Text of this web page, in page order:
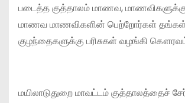
படைத்த குத்தாலம் மாணவ, மாணவிகளுக்கு
மாணவ மாணவிகளின் பெற்றோர்கள்
குழந்தைகளுக்கு பரிசுகள் வழங்கி
மயிலாடுதுறை மாவட்டம் குத்தாலத்தைச்